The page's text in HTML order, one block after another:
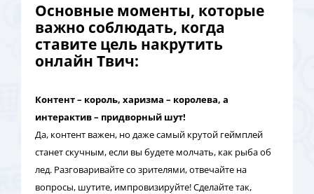
Основные моменты, которые
важно соблюдать, когда
ставите цель накрутить
онлайн Твич:
Контент – король, харизма – королева, а
интерактив – придворный шут!
Да, контент важен, но даже самый крутой геймплей
станет скучным, если вы будете молчать, как рыба об
лед. Разговаривайте со зрителями, отвечайте на
вопросы, шутите, импровизируйте! Сделайте так,